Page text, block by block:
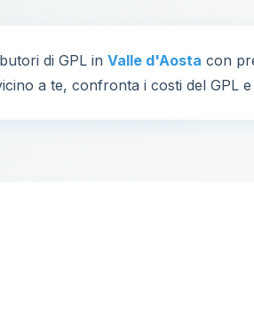
di GPL in Valle d'Aosta con
a te, confronta i costi del GPL